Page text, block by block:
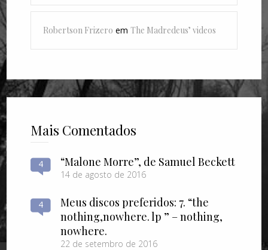
Robertson Frizero emThe Madredeus’ videos
Mais Comentados
4 “Malone Morre”, de Samuel Beckett
14 de agosto de 2016
4
Meus discos preferidos: 7. “the
nothing​,​nowhere. lp ” – nothing​,​
nowhere.
22 de setembro de 2016